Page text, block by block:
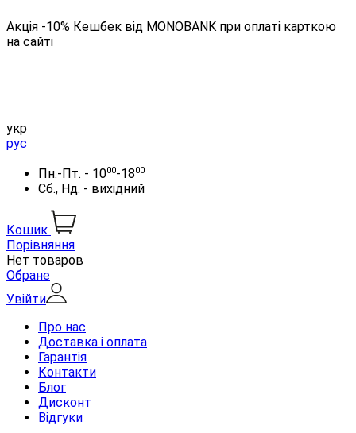
Акція -10% Кешбек від MONOBANK при оплаті карткою
на сайті
укр
рус
Пн.-Пт. - 1000-1800
Сб., Нд. - вихідний
Кошик
Порівняння
Нет товаров
Обране
Увійти
Про нас
Доставка і оплата
Гарантія
Контакти
Блог
Дисконт
Відгуки